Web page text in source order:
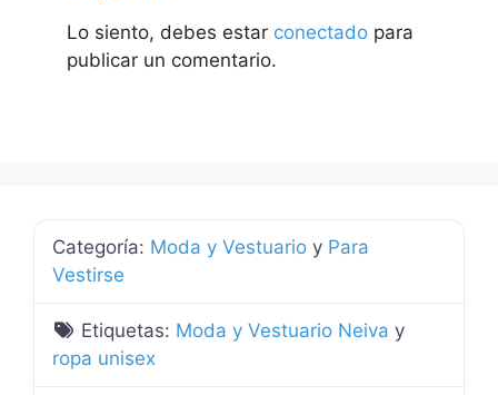
Lo siento, debes estar conectado para
publicar un comentario.
Categoría: Moda y Vestuario y Para
Vestirse
Etiquetas: Moda y Vestuario Neiva y
ropa unisex